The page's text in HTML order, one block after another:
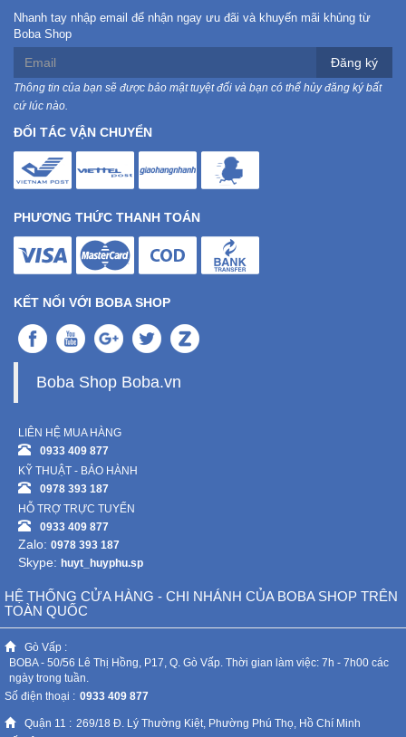
Nhanh tay nhập email để nhận ngay ưu đãi và khuyến mãi khủng từ
Boba Shop
Đăng ký
Thông tin của bạn sẽ được bảo mật tuyệt đối và bạn có thể hủy đăng ký bất
cứ lúc nào.
ĐỐI TÁC VẬN CHUYỂN
PHƯƠNG THỨC THANH TOÁN
KẾT NỐI VỚI BOBA SHOP
Boba Shop Boba.vn
LIÊN HỆ MUA HÀNG
0933 409 877
KỸ THUẬT - BẢO HÀNH
0978 393 187
HỖ TRỢ TRỰC TUYẾN
0933 409 877
Zalo: 0978 393 187
Skype: huyt_huyphu.sp
HỆ THỐNG CỬA HÀNG - CHI NHÁNH CỦA BOBA SHOP TRÊN
TOÀN QUỐC
Gò Vấp :
BOBA - 50/56 Lê Thị Hồng, P17, Q. Gò Vấp. Thời gian làm việc: 7h - 7h00 các
ngày trong tuần.
Số điện thoại : 0933 409 877
Quận 11 : 269/18 Đ. Lý Thường Kiệt, Phường Phú Thọ, Hồ Chí Minh